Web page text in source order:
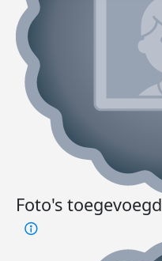
Foto's toegevoegd